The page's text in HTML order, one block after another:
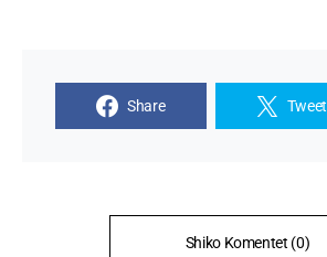
Share Tweet
Shiko Komentet (0)